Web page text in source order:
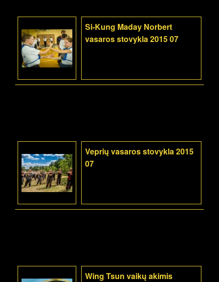
Si-Kung Maday Norbert
vasaros stovykla 2015 07
Veprių vasaros stovykla 2015
07
Wing Tsun vaikų akimis